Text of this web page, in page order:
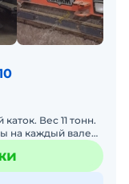
Вес 11 тонн.
на каждый валец.
смотре